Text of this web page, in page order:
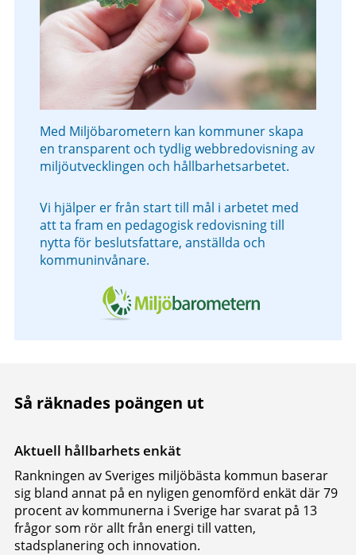
Med Miljöbarometern kan kommuner skapa
en transparent och tydlig webbredovisning av
miljöutvecklingen och hållbarhetsarbetet.
Vi hjälper er från start till mål i arbetet med
att ta fram en pedagogisk redovisning till
nytta för beslutsfattare, anställda och
kommuninvånare.
Så räknades poängen ut
Aktuell hållbarhets enkät
Rankningen av Sveriges miljöbästa kommun baserar
sig bland annat på en nyligen genomförd enkät där 79
procent av kommunerna i Sverige har svarat på 13
frågor som rör allt från energi till vatten,
stadsplanering och innovation.